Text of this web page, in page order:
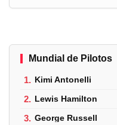
Mundial de Pilotos
1. Kimi Antonelli
2. Lewis Hamilton
3. George Russell